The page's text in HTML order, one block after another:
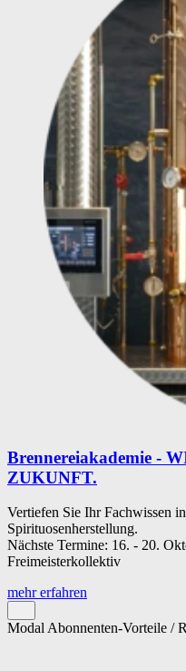
Brennereiakademie -
ZUKUNFT.
Vertiefen Sie Ihr Fachwissen
Spirituosenherstellung.
Nächste Termine: 16. - 20.
Freimeisterkollektiv
mehr erfahren
Modal Abonnenten-Vorteile /